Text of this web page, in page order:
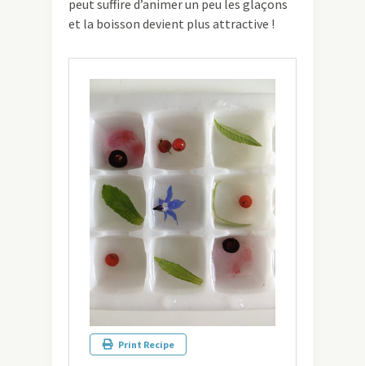
peut suffire d’animer un peu les glaçons
et la boisson devient plus attractive !
Print Recipe